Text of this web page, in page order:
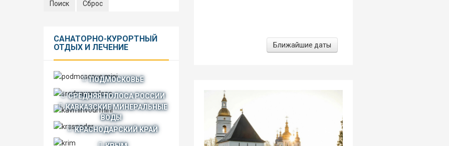
Ближайшие даты
САНАТОРНО-КУРОРТНЫЙ
ОТДЫХ И ЛЕЧЕНИЕ
ПОДМОСКОВЬЕ
СРЕДНЯЯ ПОЛОСА РОССИИ
КАВКАЗСКИЕ МИНЕРАЛЬНЫЕ
ВОДЫ
КРАСНОДАРСКИЙ КРАЙ